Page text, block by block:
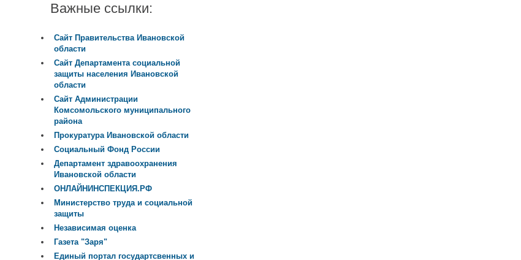
Важные ссылки:
Сайт Правительства Ивановской
области
Сайт Департамента социальной
защиты населения Ивановской
области
Сайт Администрации
Комсомольского муниципального
района
Прокуратура Ивановской области
Социальный Фонд России
Департамент здравоохранения
Ивановской области
ОНЛАЙНИНСПЕКЦИЯ.РФ
Министерство труда и социальной
защиты
Независимая оценка
Газета "Заря"
Единый портал государтсвенных и